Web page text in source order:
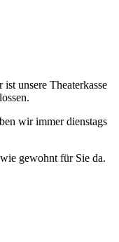
ist unsere Theaterkasse
wir immer dienstags
gewohnt für Sie da.